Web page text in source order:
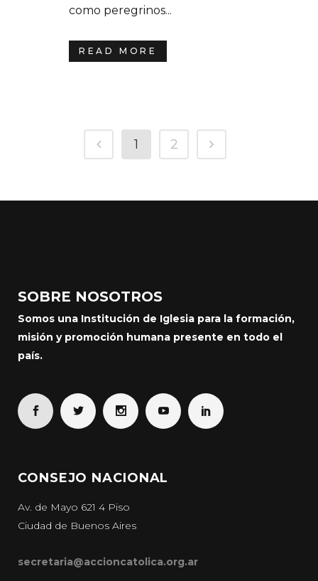
como peregrinos...
READ MORE
1 2
SOBRE NOSOTROS
Somos una Institución de Iglesia para la formación,
misión y promoción humana presente en todo el
país.
CONSEJO NACIONAL
Av. de Mayo 621 4 Piso
Ciudad de Buenos Aires
secretaria@accioncatolica.org.ar